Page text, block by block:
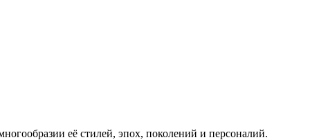
её стилей, эпох, поколений и персоналий.